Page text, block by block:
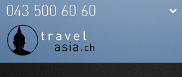
keyboard_arrow_down
keyboard_arrow_down
043 500 60 60